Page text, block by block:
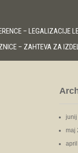
– LEGALIZACIJE
– ZAHTEVA ZA
junij
maj